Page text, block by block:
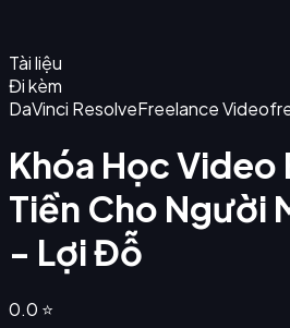
Tài liệu
Đi kèm
DaVinci ResolveFreelance Video
Khóa Học Video
Tiền Cho Người
- Lợi Đỗ
0.0 ⭐